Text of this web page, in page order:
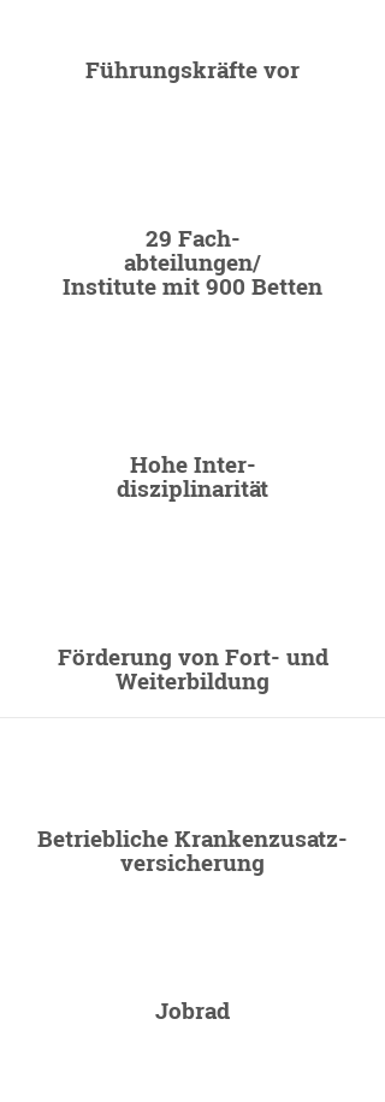
Führungskräfte vor
29 Fach-
abteilungen/
Institute mit 900 Betten
Hohe Inter-
disziplinarität
Förderung von Fort- und
Weiterbildung
Betriebliche Krankenzusatz-
versicherung
Jobrad